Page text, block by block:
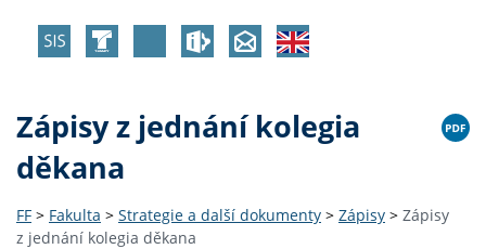
Zápisy z jednání kolegia
děkana
FF > Fakulta > Strategie a další dokumenty > Zápisy > Zápisy
z jednání kolegia děkana